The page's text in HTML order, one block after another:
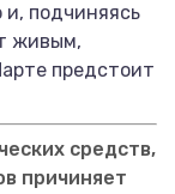
подчиняясь
живым,
предстоит
средств,
причиняет